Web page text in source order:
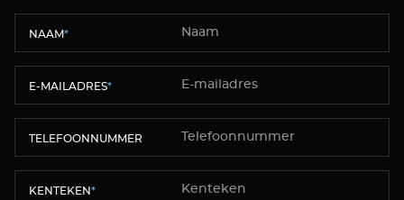
NAAM*
E-MAILADRES*
TELEFOONNUMMER
KENTEKEN*